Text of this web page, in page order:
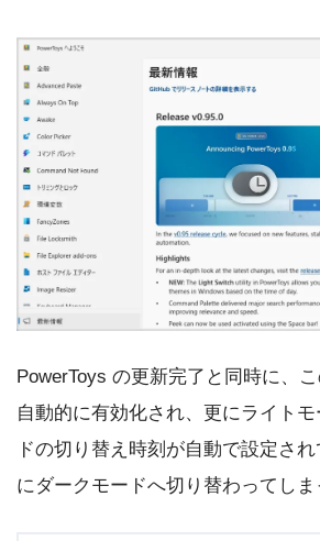
PowerToys の更新完了と同時に、
自動的に有効化され、更にライト
ドの切り替え時刻が自動で設定さ
にダークモードへ切り替わってしま